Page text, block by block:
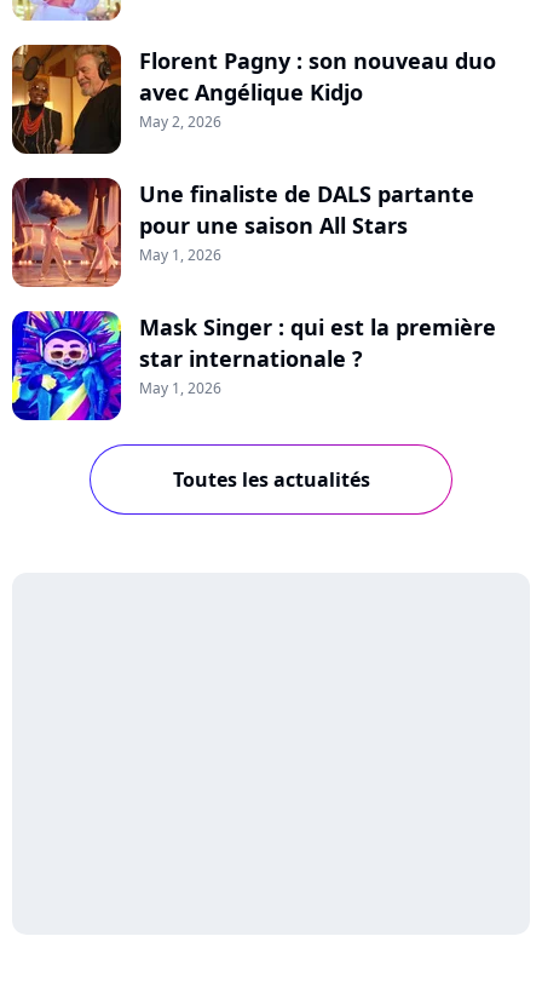
Florent Pagny : son nouveau duo
avec Angélique Kidjo
May 2, 2026
Une finaliste de DALS partante
pour une saison All Stars
May 1, 2026
Mask Singer : qui est la première
star internationale ?
May 1, 2026
Toutes les actualités